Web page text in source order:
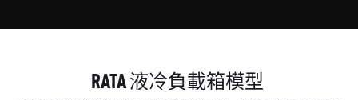
RATA 液冷負載箱模型